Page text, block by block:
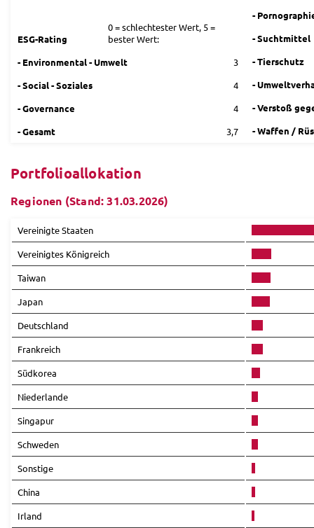
ESG-Rating
0 = schlechtester Wert, 5 =
bester Wert:
- Environmental - Umwelt
3
- Social - Soziales
4
- Governance
4
- Gesamt
3,7
-
- Suchtmittel
- Tierschutz
-
- Verstoß
- Waffen /
Portfolioallokation
Regionen (Stand: 31.03.2026)
Vereinigte Staaten
Vereinigtes Königreich
Taiwan
Japan
Deutschland
Frankreich
Südkorea
Niederlande
Singapur
Schweden
Sonstige
China
Irland